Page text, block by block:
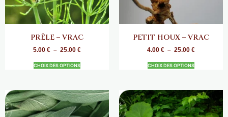
PRÊLE – VRAC
5.00 € – 25.00 €
CHOIX DES OPTIONS
PETIT HOUX – VRAC
4.00 € – 25.00 €
CHOIX DES OPTIONS